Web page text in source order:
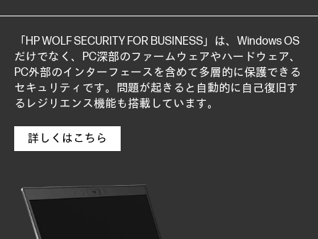
「HP WOLF SECURITY FOR BUSINESS」は、Windows OS
だけでなく、PC深部のファームウェアやハードウェア、
PC外部のインターフェースを含めて多層的に保護できる
セキュリティです。問題が起きると自動的に自己復旧す
るレジリエンス機能も搭載しています。
詳しくはこちら